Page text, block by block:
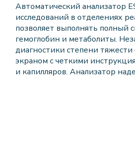
Автоматический анализатор
исследований в отделениях
позволяет выполнять полный
гемоглобин и метаболиты.
диагностики степени
экраном с четкими
и капилляров. Анализатор